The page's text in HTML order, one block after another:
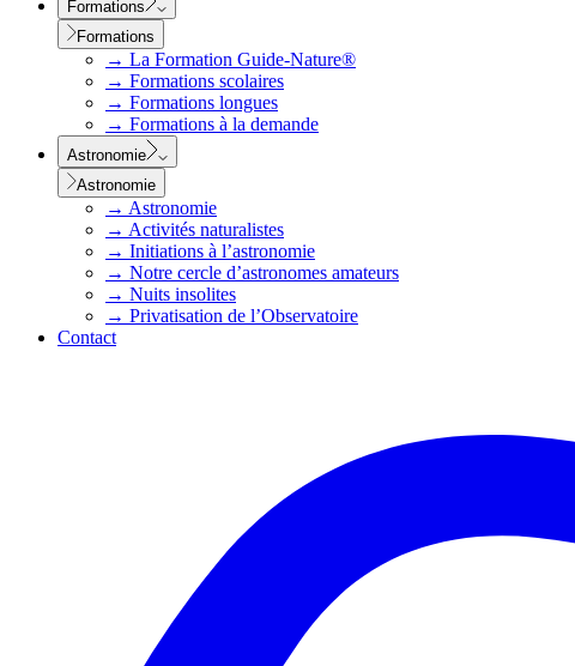
Formations
Formations
→ La Formation Guide-Nature®
→ Formations scolaires
→ Formations longues
→ Formations à la demande
Astronomie
Astronomie
→ Astronomie
→ Activités naturalistes
→ Initiations à l’astronomie
→ Notre cercle d’astronomes amateurs
→ Nuits insolites
→ Privatisation de l’Observatoire
Contact